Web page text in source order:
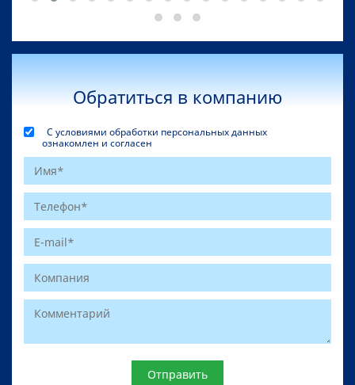
Обратиться в компанию
С условиями обработки персональных данных
ознакомлен и согласен